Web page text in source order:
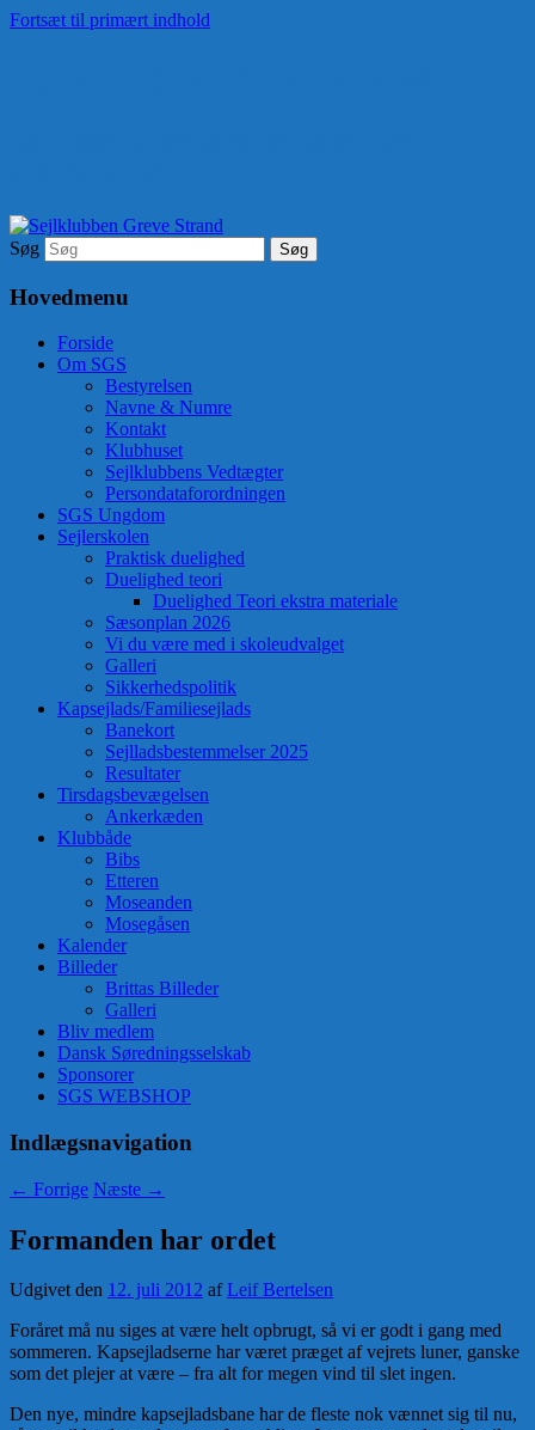
Fortsæt til primært indhold
Søg
Hovedmenu
Forside
Om SGS
Bestyrelsen
Navne & Numre
Kontakt
Klubhuset
Sejlklubbens Vedtægter
Persondataforordningen
SGS Ungdom
Sejlerskolen
Praktisk duelighed
Duelighed teori
Duelighed Teori ekstra materiale
Sæsonplan 2026
Vi du være med i skoleudvalget
Galleri
Sikkerhedspolitik
Kapsejlads/Familiesejlads
Banekort
Sejlladsbestemmelser 2025
Resultater
Tirsdagsbevægelsen
Ankerkæden
Klubbåde
Bibs
Etteren
Moseanden
Mosegåsen
Kalender
Billeder
Brittas Billeder
Galleri
Bliv medlem
Dansk Søredningsselskab
Sponsorer
SGS WEBSHOP
Indlægsnavigation
← Forrige Næste →
Formanden har ordet
Udgivet den 12. juli 2012 afLeif Bertelsen
Foråret må nu siges at være helt opbrugt, så vi er godt i gang med
sommeren. Kapsejladserne har været præget af vejrets luner, ganske
som det plejer at være – fra alt for megen vind til slet ingen.
Den nye, mindre kapsejladsbane har de fleste nok vænnet sig til nu,